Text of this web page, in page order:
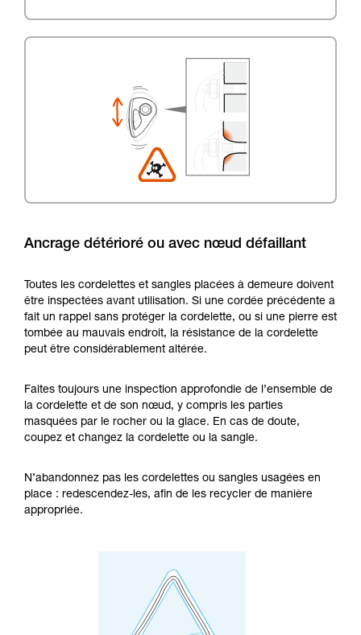
Ancrage détérioré ou avec nœud défaillant
Toutes les cordelettes et sangles placées à demeure doivent
être inspectées avant utilisation. Si une cordée précédente a
fait un rappel sans protéger la cordelette, ou si une pierre est
tombée au mauvais endroit, la résistance de la cordelette
peut être considérablement altérée.
Faites toujours une inspection approfondie de l’ensemble de
la cordelette et de son nœud, y compris les parties
masquées par le rocher ou la glace. En cas de doute,
coupez et changez la cordelette ou la sangle.
N’abandonnez pas les cordelettes ou sangles usagées en
place : redescendez-les, afin de les recycler de manière
appropriée.